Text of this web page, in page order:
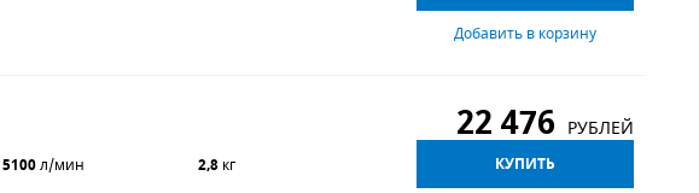
Добавить в корзину
5100л/мин 2,8 кг
22 476 РУБЛЕЙ
КУПИТЬ